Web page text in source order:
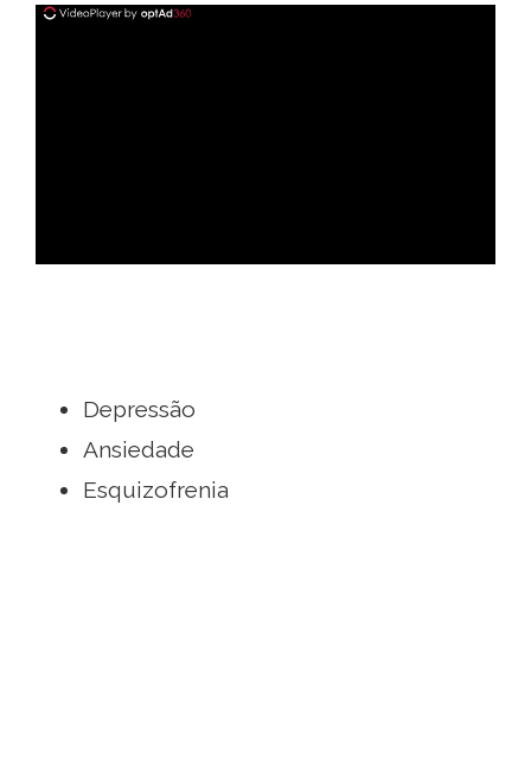
Depressão
Ansiedade
Esquizofrenia